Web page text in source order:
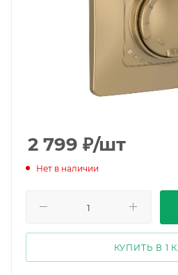
2 799 ₽/шт
Нет в наличии
КУПИТЬ В 1